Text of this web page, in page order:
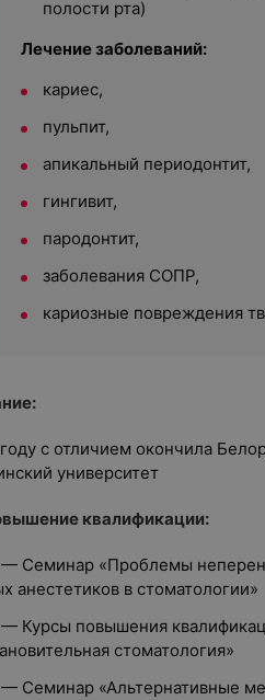
полости рта)
Лечение заболеваний:
кариес,
пульпит,
апикальный периодонтит,
гингивит,
пародонтит,
заболевания СОПР,
кариозные повреждения
с отличием окончила
университет
квалификации:
— Семинар «Проблемы
анестетиков в стоматологии»
— Курсы повышения
стоматология»
— Семинар «Альтернативные